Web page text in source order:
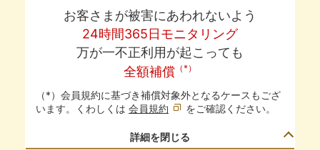
お客さまが被害にあわれないよう
24時間365日モニタリング
万が一不正利用が起こっても
全額補償 （*）
（*）会員規約に基づき補償対象外となるケースもござ
います。くわしくは 会員規約 をご確認ください。
詳細を閉じる